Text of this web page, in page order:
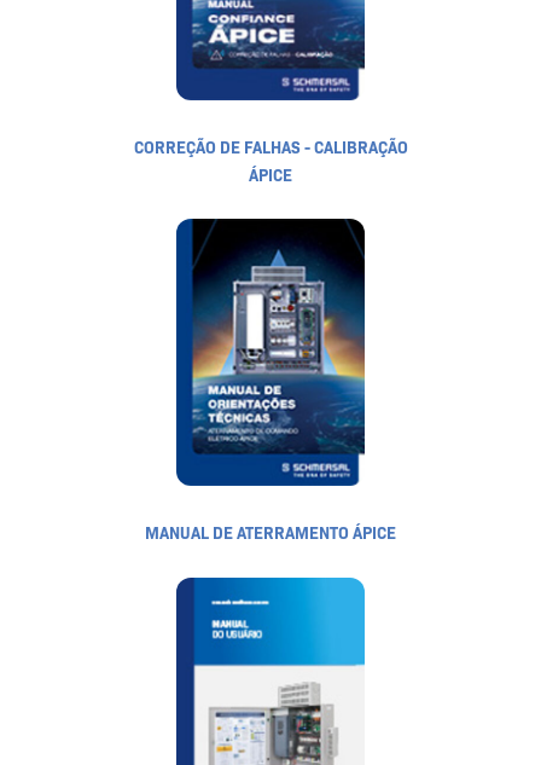
CORREÇÃO DE FALHAS - CALIBRAÇÃO
ÁPICE
MANUAL DE ATERRAMENTO ÁPICE